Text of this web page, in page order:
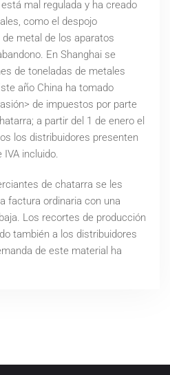
mal regulada y ha creado
como el despojo
metal de los aparatos
En Shanghai se
de toneladas de metales
año China ha tomado
de impuestos por parte
a partir del 1 de enero el
los distribuidores presenten
IVA incluido.
de chatarra se les
factura ordinaria con una
Los recortes de producción
también a los distribuidores
de este material ha